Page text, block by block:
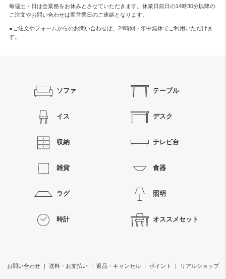
毎週土・日は全業務をお休みとさせていただきます。休業日前日の14時30分以降の
ご注文やお問い合わせは翌営業日のご連絡となります。
●ご注文やフォームからのお問い合わせは、 24時間・年中無休でご利用いただけま
す。
ソファ テーブル
イス デスク
収納 テレビ台
雑貨 食器
ラグ 照明
時計 オススメセット
お問い合わせ ｜ 送料・お支払い ｜ 返品・キャンセル ｜ ポイント ｜ リアルショップ